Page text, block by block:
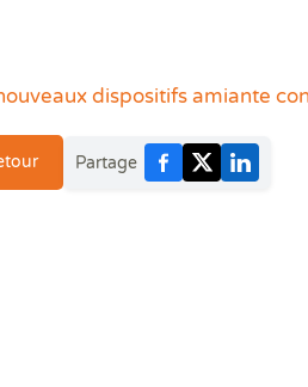
dispositifs amiante
Partage